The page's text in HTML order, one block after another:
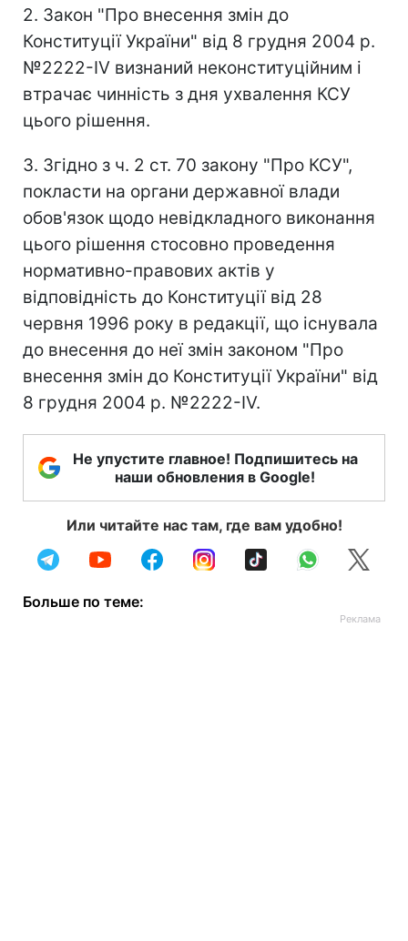
2. Закон "Про внесення змін до
Конституції України" від 8 грудня 2004 р.
№2222-IV визнаний неконституційним і
втрачає чинність з дня ухвалення КСУ
цього рішення.
3. Згідно з ч. 2 ст. 70 закону "Про КСУ",
покласти на органи державної влади
обов'язок щодо невідкладного виконання
цього рішення стосовно проведення
нормативно-правових актів у
відповідність до Конституції від 28
червня 1996 року в редакції, що існувала
до внесення до неї змін законом "Про
внесення змін до Конституції України" від
8 грудня 2004 р. №2222-IV.
Не упустите главное! Подпишитесь на
наши обновления в Google!
Или читайте нас там, где вам удобно!
Больше по теме: